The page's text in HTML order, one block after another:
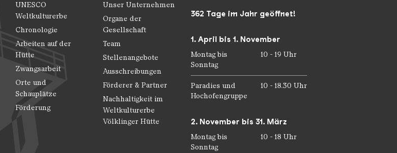
UNESCO
Weltkulturerbe
Chronologie
Arbeiten auf der
Hütte
Zwangsarbeit
Orte und
Schauplätze
Förderung
Unser Unternehmen
Organe der
Gesellschaft
Team
Stellenangebote
Ausschreibungen
Förderer & Partner
Nachhaltigkeit im
Weltkulturerbe
Völklinger Hütte
362 Tage im Jahr geöffnet!
1. April bis 1. November
Montag bis
Sonntag
10 - 19 Uhr
Paradies und
Hochofengruppe
10 - 18.30 Uhr
2. November bis 31. März
Montag bis
Sonntag
10 - 18 Uhr